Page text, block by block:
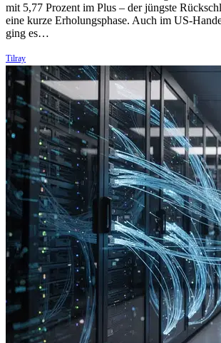
mit 5,77 Prozent im Plus – der jüngste
eine kurze Erholungsphase. Auch im US-
ging es…
Tilray